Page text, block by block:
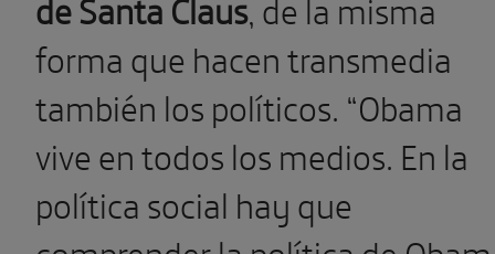
forma que hacen transmedia
también los políticos. “Obama
vive en todos los medios. En la
política social hay que